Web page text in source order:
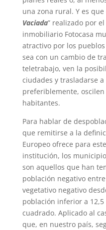
una zona rural. Y es que
Vaciada” realizado por
inmobiliario Fotocasa
atractivo por los
sea con un cambio de
teletrabajo, ven la
ciudades y trasladarse
preferiblemente, oscilen
habitantes.
Para hablar de
que remitirse a la
Europeo ofrece para
institución, los
son aquellos que han
población negativo
vegetativo negativo
población inferior a
cuadrado. Aplicado al
que, en nuestro país,